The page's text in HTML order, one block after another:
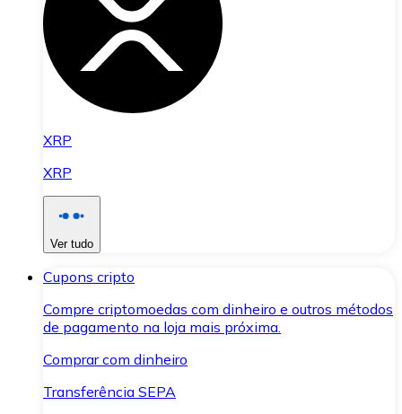
XRP
XRP
Ver tudo
Cupons cripto
Compre criptomoedas com dinheiro e outros métodos
de pagamento na loja mais próxima.
Comprar com dinheiro
Transferência SEPA